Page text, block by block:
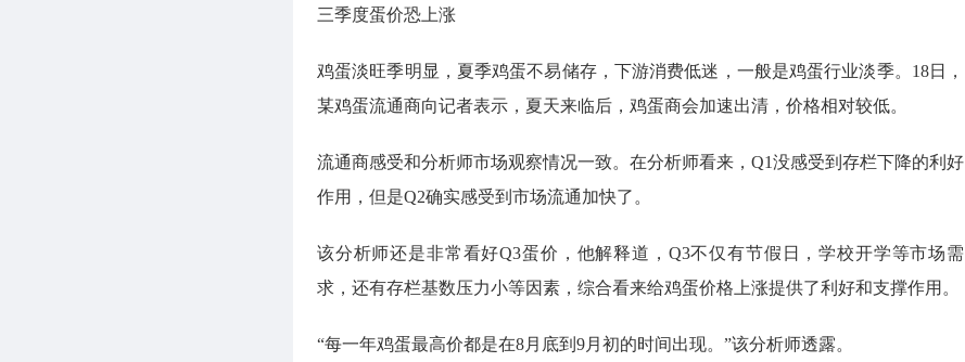
三季度蛋价恐上涨
鸡蛋淡旺季明显，夏季鸡蛋不易储存，下游消费低迷，一般是鸡蛋行业淡季。18日，
某鸡蛋流通商向记者表示，夏天来临后，鸡蛋商会加速出清，价格相对较低。
流通商感受和分析师市场观察情况一致。在分析师看来，Q1没感受到存栏下降的利好
作用，但是Q2确实感受到市场流通加快了。
该分析师还是非常看好Q3蛋价，他解释道，Q3不仅有节假日，学校开学等市场需
求，还有存栏基数压力小等因素，综合看来给鸡蛋价格上涨提供了利好和支撑作用。
“每一年鸡蛋最高价都是在8月底到9月初的时间出现。”该分析师透露。